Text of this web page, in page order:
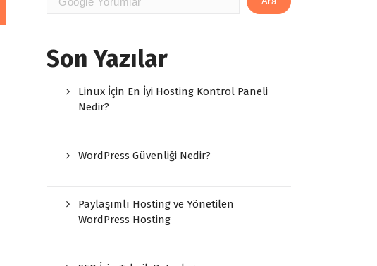
Son Yazılar
Linux İçin En İyi Hosting Kontrol Paneli
Nedir?
WordPress Güvenliği Nedir?
Paylaşımlı Hosting ve Yönetilen
WordPress Hosting